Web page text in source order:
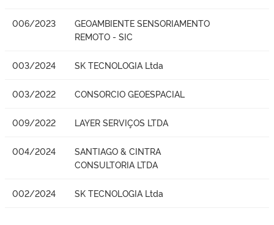
006/2023
GEOAMBIENTE SENSORIAMENTO
REMOTO - SIC
003/2024 SK TECNOLOGIA Ltda
003/2022 CONSORCIO GEOESPACIAL
009/2022 LAYER SERVIÇOS LTDA
004/2024
SANTIAGO & CINTRA
CONSULTORIA LTDA
002/2024 SK TECNOLOGIA Ltda